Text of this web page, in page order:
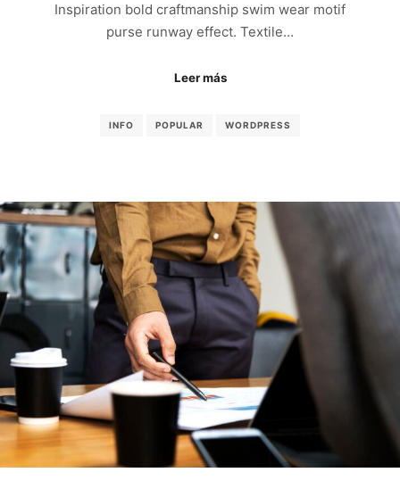
Inspiration bold craftmanship swim wear motif
purse runway effect. Textile…
Leer más
INFO POPULAR WORDPRESS